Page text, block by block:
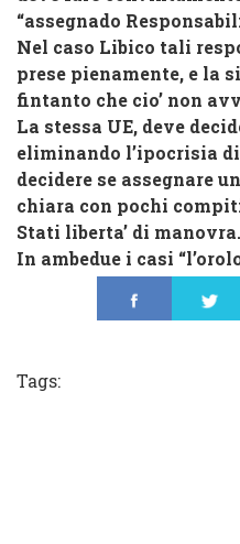
“assegnado
Nel caso Libico tali
prese pienamente, e la
fintanto che cio’ non
La stessa UE, deve
eliminando l’ipocrisia
decidere se assegnare
chiara con pochi
Stati liberta’ di manovra.
In ambedue i casi
Tags: